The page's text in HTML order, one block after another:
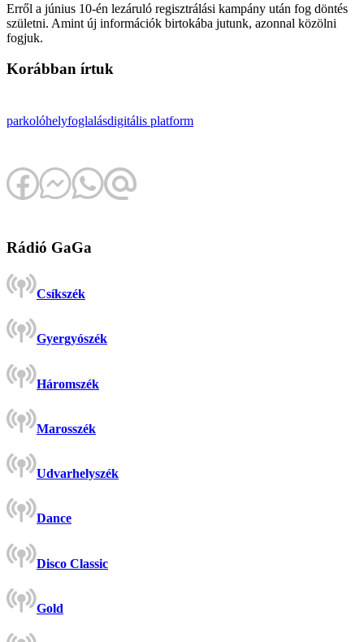
Erről a június 10-én lezáruló regisztrálási kampány után fog döntés
születni. Amint új információk birtokába jutunk, azonnal közölni
fogjuk.
Korábban írtuk
parkolóhelyfoglalásdigitális platform
Rádió GaGa
Csíkszék
Gyergyószék
Háromszék
Marosszék
Udvarhelyszék
Dance
Disco Classic
Gold